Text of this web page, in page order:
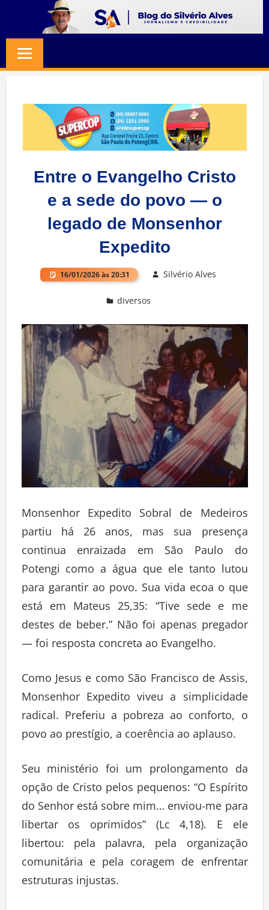
content
SILVERIO
ALVES
Jornalismo
Credibilidade
Entre o Evangelho Cristo
e a sede do povo — o
legado de Monsenhor
Expedito
16/01/2026 às 20:31 Silvério Alves
diversos
Monsenhor Expedito Sobral de Medeiros
partiu há 26 anos, mas sua presença
continua enraizada em São Paulo do
Potengi como a água que ele tanto lutou
para garantir ao povo. Sua vida ecoa o que
está em Mateus 25,35: “Tive sede e me
destes de beber.” Não foi apenas pregador
— foi resposta concreta ao Evangelho.
Como Jesus e como São Francisco de Assis,
Monsenhor Expedito viveu a simplicidade
radical. Preferiu a pobreza ao conforto, o
povo ao prestígio, a coerência ao aplauso.
Seu ministério foi um prolongamento da
opção de Cristo pelos pequenos: “O Espírito
do Senhor está sobre mim… enviou-me para
libertar os oprimidos” (Lc 4,18). E ele
libertou: pela palavra, pela organização
comunitária e pela coragem de enfrentar
estruturas injustas.